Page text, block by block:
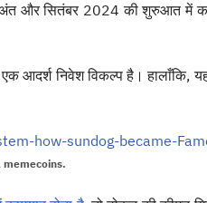
और सितंबर 2024 की शुरुआत में
आदर्श निवेश विकल्प है। हालाँकि,
memecoins.